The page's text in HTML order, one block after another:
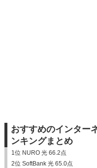
おすすめのインター
ンキングまとめ
1位 NURO 光 66.2点
2位 SoftBank 光 65.0点